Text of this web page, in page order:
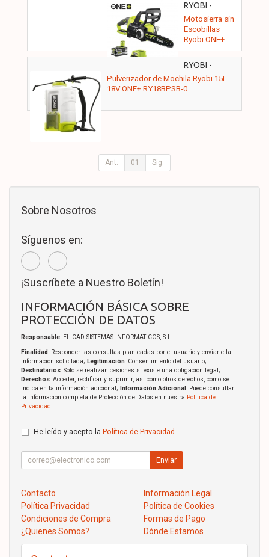
RYOBI -
5133003830
Motosierra sin
Escobillas
Ryobi ONE+
18V
RCS18X3050F
RYOBI -
5133005774
Pulverizador de Mochila Ryobi 15L
18V ONE+ RY18BPSB-0
Ant. 01 Sig.
Sobre Nosotros
Síguenos en:
¡Suscríbete a Nuestro Boletín!
INFORMACIÓN BÁSICA SOBRE
PROTECCIÓN DE DATOS
Responsable: ELICAD SISTEMAS INFORMATICOS, S.L.
Finalidad: Responder las consultas planteadas por el usuario y enviarle la
información solicitada; Legitimación: Consentimiento del usuario;
Destinatarios: Solo se realizan cesiones si existe una obligación legal;
Derechos: Acceder, rectificar y suprimir, así como otros derechos, como se
indica en la información adicional;
Información Adicional : Puede consultar
la información completa de Protección de Datos en nuestra Política de
Privacidad.
He leído y acepto la Política de Privacidad .
Enviar
Contacto
Información Legal
Política Privacidad
Política de Cookies
Condiciones de Compra
Formas de Pago
¿Quienes Somos?
Dónde Estamos